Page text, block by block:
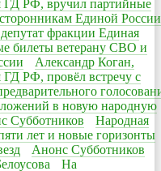
ГД РФ, вручил партийные
Единой России
фракции Единая
билеты ветерану СВО и
Александр Коган,
ГД РФ, провёл встречу с
в новую народную
Субботников
Народная
лет и новые горизонты
Анонс Субботников
На